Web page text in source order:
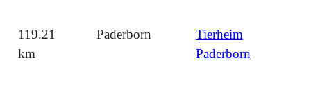
119.21
km
Paderborn
Tierheim
Paderborn